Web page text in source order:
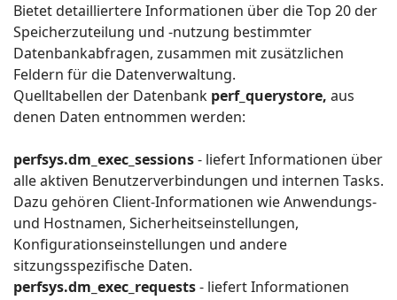
Bietet detailliertere Informationen über die Top 20 der
Speicherzuteilung und -nutzung bestimmter
Datenbankabfragen, zusammen mit zusätzlichen
Feldern für die Datenverwaltung.
Quelltabellen der Datenbank perf_querystore, aus
denen Daten entnommen werden:
perfsys.dm_exec_sessions- liefert Informationen über
alle aktiven Benutzerverbindungen und internen Tasks.
Dazu gehören Client-Informationen wie Anwendungs-
und Hostnamen, Sicherheitseinstellungen,
Konfigurationseinstellungen und andere
sitzungsspezifische Daten.
perfsys.dm_exec_requests- liefert Informationen